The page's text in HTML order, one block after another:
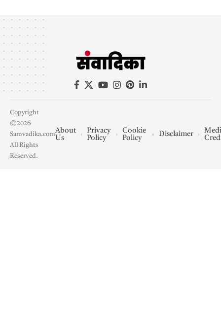
Copyright
©2026
Samvadika.com
All Rights
Reserved.
About
Us
Privacy
Policy
Cookie
Policy
Disclaimer